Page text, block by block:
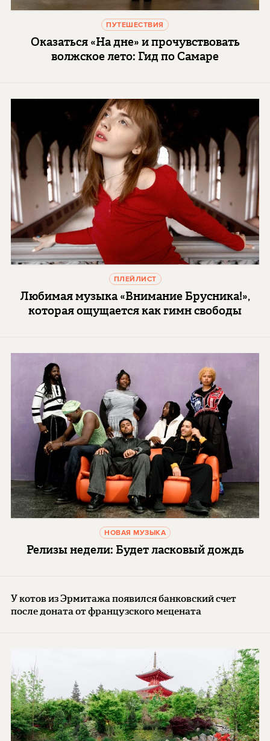
ПУТЕШЕСТВИЯ
Оказаться «На дне» и прочувствовать
волжское лето: Гид по Самаре
ПЛЕЙЛИСТ
Любимая музыка «Внимание Брусника!»,
которая ощущается как гимн свободы
НОВАЯ МУЗЫКА
Релизы недели: Будет ласковый дождь
У котов из Эрмитажа появился банковский счет
после доната от французского мецената